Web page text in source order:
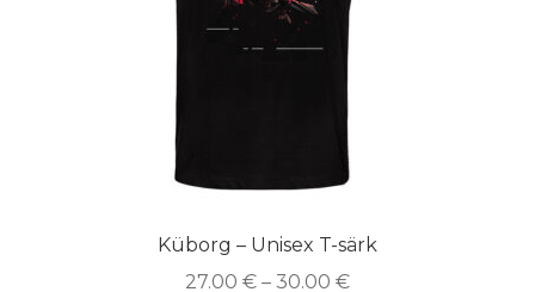
Küborg – Unisex T-särk
27.00 € – 30.00 €